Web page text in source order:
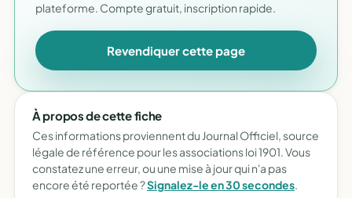
plateforme. Compte gratuit, inscription rapide.
Revendiquer cette page
À propos de cette fiche
Ces informations proviennent du Journal Officiel, source
légale de référence pour les associations loi 1901. Vous
constatez une erreur, ou une mise à jour qui n'a pas
encore été reportée ?Signalez-le en 30 secondes.